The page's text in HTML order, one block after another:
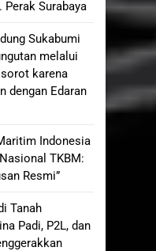
Perak Surabaya
Sukabumi
melalui
karena
dengan Edaran
Indonesia
TKBM:
Resmi”
Tanah
Padi, P2L, dan